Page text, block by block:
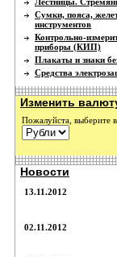
Сумки, пояса,
инструментов
Контрольно-
приборы (КИП)
Плакаты и знаки
Средства
Изменить
Пожалуйста, выберите
Новости
13.11.2012
02.11.2012